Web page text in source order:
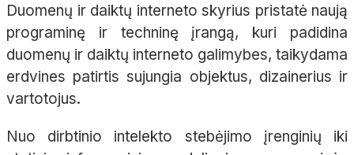
Duomenų ir daiktų interneto skyrius pristatė naują
programinę ir techninę įrangą, kuri padidina
duomenų ir daiktų interneto galimybes, taikydama
erdvines patirtis sujungia objektus, dizainerius ir
vartotojus.
Nuo dirbtinio intelekto stebėjimo įrenginių iki